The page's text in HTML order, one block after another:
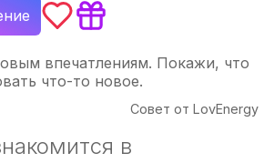
впечатлениям. Покажи, что
что-то новое.
Совет от LovEnergy
в